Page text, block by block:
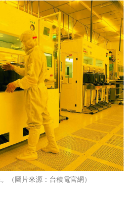
（圖片來源：台積電官網）